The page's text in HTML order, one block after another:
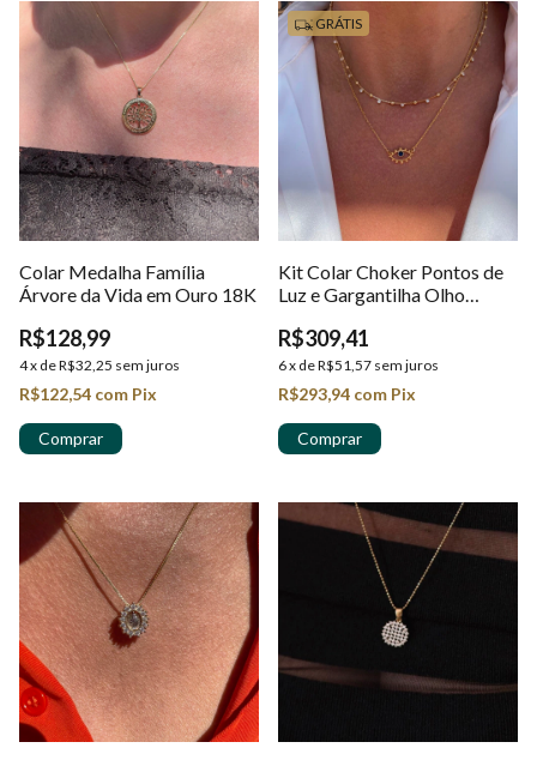
Colar Medalha Família
Árvore da Vida em Ouro 18K
R$128,99
4x deR$32,25 sem juros
R$122,54 com Pix
GRÁTIS
Kit Colar Choker Pontos de
Luz e Gargantilha Olho
Ouro 18k
R$309,41
6x deR$51,57 sem juros
R$293,94 com Pix